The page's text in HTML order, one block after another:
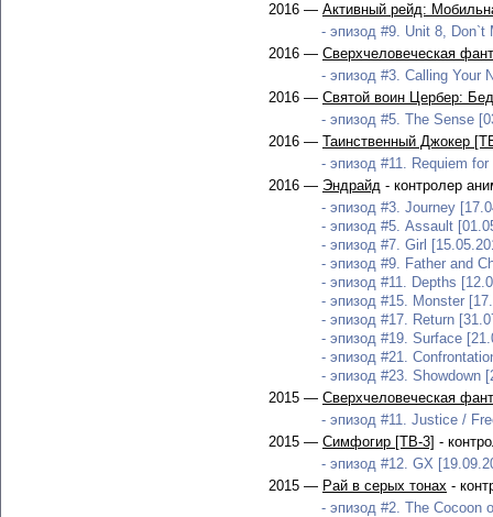
2016 — Активный рейд:
- эпизод #9. Unit 8, Don`t
2016 — Сверхчеловеческая
- эпизод #3. Calling Your
2016 — Святой воин Цербер:
- эпизод #5. The Sense
2016 — Таинственный Джокер
- эпизод #11. Requiem
2016 — Эндрайд - контролер
- эпизод #3. Journey
- эпизод #5. Assault
- эпизод #7. Girl
- эпизод #9. Father and
- эпизод #11. Depths
- эпизод #15. Monster
- эпизод #17. Return
- эпизод #19. Surface
- эпизод #21.
- эпизод #23. Showdown
2015 — Сверхчеловеческая
- эпизод #11. Justice /
2015 — Симфогир [ТВ-3] -
- эпизод #12. GX
2015 — Рай в серых тонах -
- эпизод #2. The Cocoon